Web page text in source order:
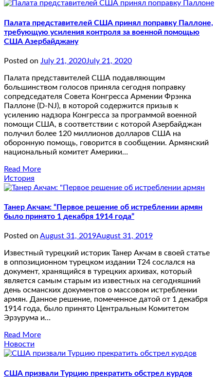
Палата представителей США принял поправку Паллоне,
требующую усиления контроля за военной помощью
США Азербайджану
Posted on July 21, 2020July 21, 2020
Палата представителей США подавляющим
большинством голосов приняла сегодня поправку
сопредседателя Совета Конгресса Армении Фрэнка
Паллоне (D-NJ), в которой содержится призыв к
усилению надзора Конгресса за программой военной
помощи США, в соответствии с которой Азербайджан
получил более 120 миллионов долларов США на
оборонную помощь, говорится в сообщении. Армянский
национальный комитет Америки…
Read More
История
Танер Акчам: “Первое решение об истреблении армян
было принято 1 декабря 1914 года”
Posted on August 31, 2019August 31, 2019
Известный турецкий историк Танер Акчам в своей статье
в оппозиционном турецком издании T24 сослался на
документ, хранящийся в турецких архивах, который
является самым старым из известных на сегодняшний
день османских документов о массовом истреблении
армян. Данное решение, помеченное датой от 1 декабря
1914 года, было принято Центральным Комитетом
Эрзурума и…
Read More
Новости
США призвали Турцию прекратить обстрел курдов